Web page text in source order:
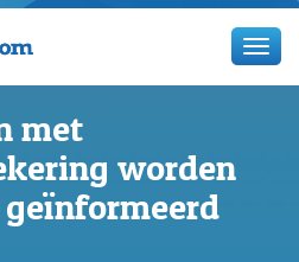
met
worden